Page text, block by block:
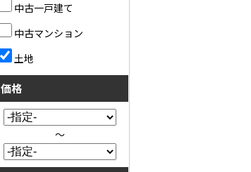
中古一戸建て
中古マンション
土地
価格
～